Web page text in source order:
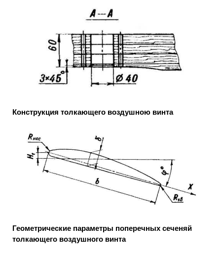
Конструкция толкающего воздушною винта
Геометрические параметры поперечных сеченяй
толкающего воздушного винта